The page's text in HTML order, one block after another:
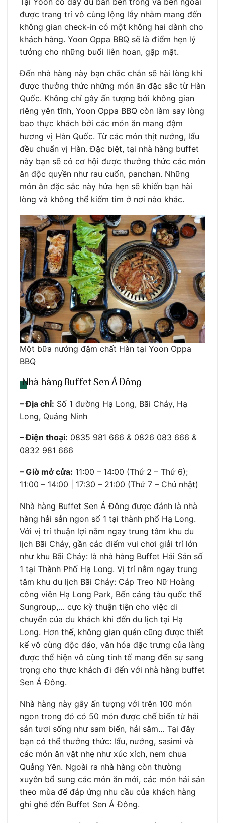
được trang trí vô cùng lộng lẫy nhằm mang đến
không gian check-in có một không hai dành cho
khách hàng. Yoon Oppa BBQ sẽ là điểm hẹn lý
tưởng cho những buổi liên hoan, gặp mặt.
Đến nhà hàng này bạn chắc chắn sẽ hài lòng khi
được thưởng thức những món ăn đặc sắc từ Hàn
Quốc. Không chỉ gây ấn tượng bởi không gian
riêng yên tĩnh, Yoon Oppa BBQ còn làm say lòng
bao thực khách bởi các món ăn mang đậm
hương vị Hàn Quốc. Từ các món thịt nướng, lẩu
đều chuẩn vị Hàn. Đặc biệt, tại nhà hàng buffet
này bạn sẽ có cơ hội được thưởng thức các món
ăn độc quyền như rau cuốn, panchan. Những
món ăn đặc sắc này hứa hẹn sẽ khiến bạn hài
lòng và không thể kiếm tìm ở nơi nào khác.
Một bữa nướng đậm chất Hàn tại Yoon Oppa
BBQ
Nhà hàng Buffet Sen Á Đông
– Địa chỉ: Số 1 đường Hạ Long, Bãi Cháy, Hạ
Long, Quảng Ninh
– Điện thoại: 0835 981 666 & 0826 083 666 &
0832 981 666
– Giờ mở cửa: 11:00 – 14:00 (Thứ 2 – Thứ 6);
11:00 – 14:00 | 17:30 – 21:00 (Thứ 7 – Chủ nhật)
Nhà hàng Buffet Sen Á Đông được đánh là nhà
hàng hải sản ngon số 1 tại thành phố Hạ Long.
Với vị trí thuận lợi nằm ngay trung tâm khu du
lịch Bãi Cháy, gần các điểm vui chơi giải trí lớn
như khu Bãi Cháy: là nhà hàng Buffet Hải Sản số
1 tại Thành Phố Hạ Long. Vị trí nằm ngay trung
tâm khu du lịch Bãi Cháy: Cáp Treo Nữ Hoàng
công viên Hạ Long Park, Bến cảng tàu quốc thế
Sungroup,… cực kỳ thuận tiện cho việc di
chuyển của du khách khi đến du lịch tại Hạ
Long. Hơn thế, không gian quán cũng được thiết
kế vô cùng độc đáo, văn hóa đặc trưng của làng
được thể hiện vô cùng tinh tế mang đến sự sang
trọng cho thực khách đi đến với nhà hàng buffet
Sen Á Đông.
Nhà hàng này gây ấn tượng với trên 100 món
ngon trong đó có 50 món được chế biến từ hải
sản tươi sống như sam biển, hải sâm… Tại đây
bạn có thể thưởng thức: lẩu, nướng, sasimi và
các món ăn vặt nhẹ như xúc xích, nem chua
Quảng Yên. Ngoài ra nhà hàng còn thường
xuyên bổ sung các món ăn mới, các món hải sản
theo mùa để đáp ứng nhu cầu của khách hàng
ghi ghé đến Buffet Sen Á Đông.